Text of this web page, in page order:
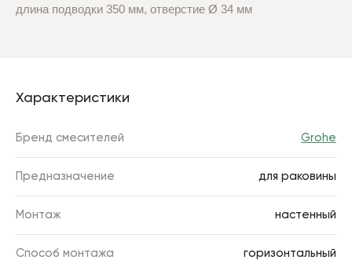
длина подводки 350 мм, отверстие Ø 34 мм
Характеристики
Бренд смесителей Grohe
Предназначение для раковины
Монтаж настенный
Способ монтажа горизонтальный